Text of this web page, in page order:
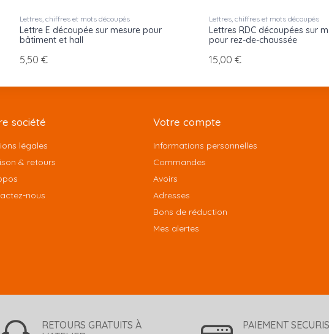
Lettres, chiffres et mots découpés
Lettre E découpée sur mesure pour
bâtiment et hall
5,50 €
Lettres, chiffres et mots découpés
Lettres RDC découpées sur
pour rez-de-chaussée
15,00 €
société
légales
& retours
nous
Votre compte
Informations personnelles
Commandes
Avoirs
Adresses
Bons de réduction
Mes alertes
RETOURS GRATUITS À
PAIEMENT